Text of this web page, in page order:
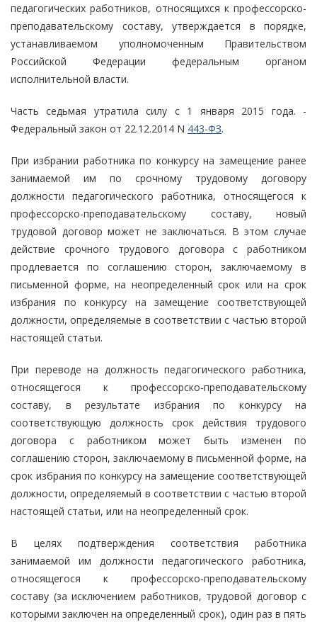
педагогических работников, относящихся к профессорско-
преподавательскому составу, утверждается в порядке,
устанавливаемом уполномоченным Правительством
Российской Федерации федеральным органом
исполнительной власти.
Часть седьмая утратила силу с 1 января 2015 года. -
Федеральный закон от 22.12.2014 N 443-ФЗ.
При избрании работника по конкурсу на замещение ранее
занимаемой им по срочному трудовому договору
должности педагогического работника, относящегося к
профессорско-преподавательскому составу, новый
трудовой договор может не заключаться. В этом случае
действие срочного трудового договора с работником
продлевается по соглашению сторон, заключаемому в
письменной форме, на неопределенный срок или на срок
избрания по конкурсу на замещение соответствующей
должности, определяемые в соответствии с частью второй
настоящей статьи.
При переводе на должность педагогического работника,
относящегося к профессорско-преподавательскому
составу, в результате избрания по конкурсу на
соответствующую должность срок действия трудового
договора с работником может быть изменен по
соглашению сторон, заключаемому в письменной форме, на
срок избрания по конкурсу на замещение соответствующей
должности, определяемый в соответствии с частью второй
настоящей статьи, или на неопределенный срок.
В целях подтверждения соответствия работника
занимаемой им должности педагогического работника,
относящегося к профессорско-преподавательскому
составу (за исключением работников, трудовой договор с
которыми заключен на определенный срок), один раз в пять